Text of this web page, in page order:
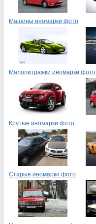
Машины иномарки фото
Малолитражки иномарки фото
Крутые иномарки фото
Старые иномарки фото